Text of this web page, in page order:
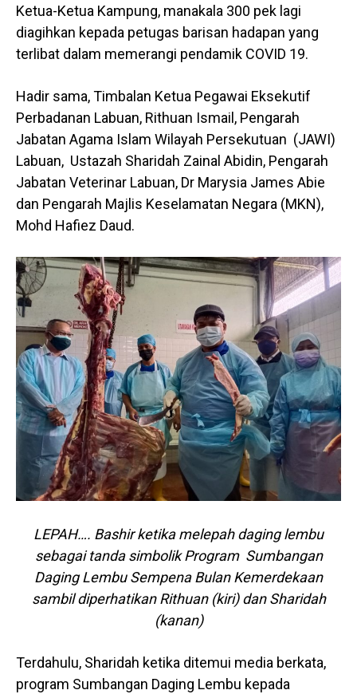
Ketua-Ketua Kampung, manakala 300 pek lagi
diagihkan kepada petugas barisan hadapan yang
terlibat dalam memerangi pendamik COVID 19.
Hadir sama, Timbalan Ketua Pegawai Eksekutif
Perbadanan Labuan, Rithuan Ismail, Pengarah
Jabatan Agama Islam Wilayah Persekutuan (JAWI)
Labuan, Ustazah Sharidah Zainal Abidin, Pengarah
Jabatan Veterinar Labuan, Dr Marysia James Abie
dan Pengarah Majlis Keselamatan Negara (MKN),
Mohd Hafiez Daud.
LEPAH…. Bashir ketika melepah daging lembu
sebagai tanda simbolik Program Sumbangan
Daging Lembu Sempena Bulan Kemerdekaan
sambil diperhatikan Rithuan (kiri) dan Sharidah
(kanan)
Terdahulu, Sharidah ketika ditemui media berkata,
program Sumbangan Daging Lembu kepada